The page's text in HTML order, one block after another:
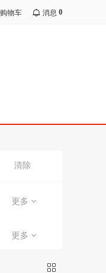
购物车 消息 0
清除
更多
更多